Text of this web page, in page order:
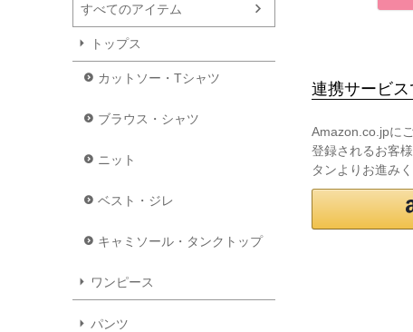
すべてのアイテム
トップス
カットソー・Tシャツ
ブラウス・シャツ
ニット
ベスト・ジレ
キャミソール・タンクトップ
ワンピース
パンツ
連携サービ
Amazon.co.jpに
登録されるお客
タンよりお進みく